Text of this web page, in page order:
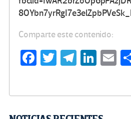
Comparte este contenido:
Fa T
Te
Li
E